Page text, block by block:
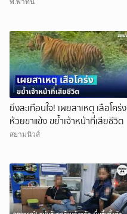
ยิ่งสะเทือนใจ! เผยสาเหตุ เสือโคร่ง
ห้วยขาแข้ง ขย้ำเจ้าหน้าที่เสียชีวิต
สยามนิวส์